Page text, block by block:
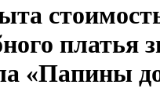
платья
«Папины